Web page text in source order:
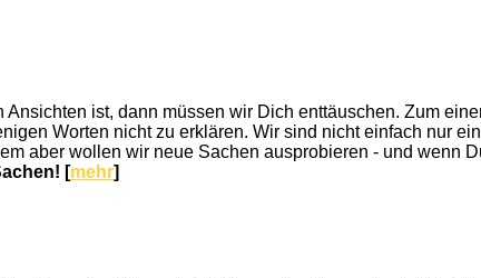
ist, dann müssen wir Dich enttäuschen. Zum
Worten nicht zu erklären. Wir sind nicht einfach nur
aber wollen wir neue Sachen ausprobieren - und wenn
[mehr]